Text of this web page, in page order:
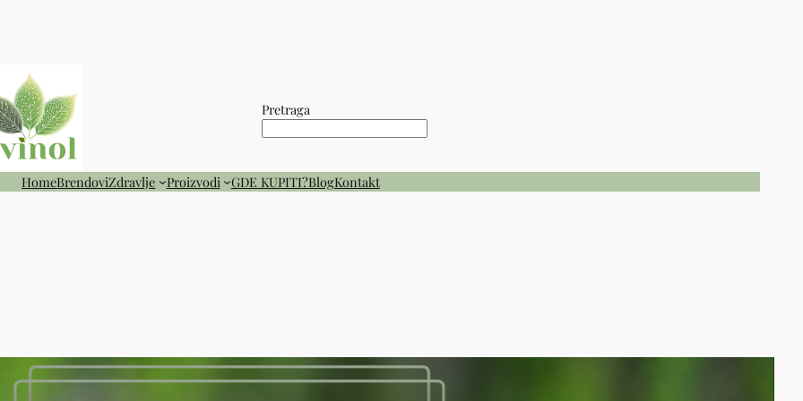
Pretraga
HomeBrendoviZdravlje Proizvodi GDE KUPITI?BlogKontakt